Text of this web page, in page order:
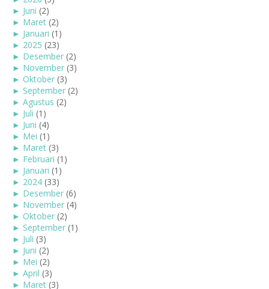
► Juni (2)
► Maret (2)
► Januari (1)
► 2025 (23)
► Desember (2)
► November (3)
► Oktober (3)
► September (2)
► Agustus (2)
► Juli (1)
► Juni (4)
► Mei (1)
► Maret (3)
► Februari (1)
► Januari (1)
► 2024 (33)
► Desember (6)
► November (4)
► Oktober (2)
► September (1)
► Juli (3)
► Juni (2)
► Mei (2)
► April (3)
► Maret (3)